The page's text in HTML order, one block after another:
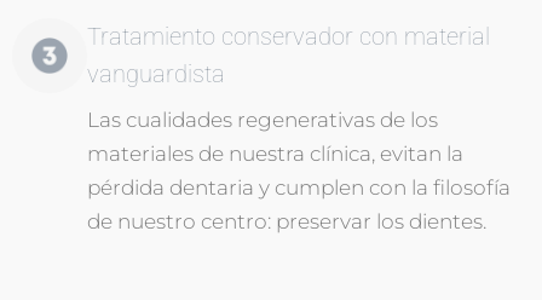
Tratamiento conservador con material
vanguardista
Las cualidades regenerativas de los
materiales de nuestra clínica, evitan la
pérdida dentaria y cumplen con la filosofía
de nuestro centro: preservar los dientes.